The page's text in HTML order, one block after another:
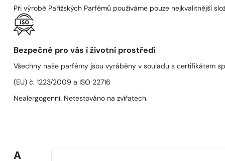
Při výrobě Pařížských Parfémů používáme pouze nejkvalitnější
Bezpečné pro vás i životní prostředí
Všechny naše parfémy jsou vyráběny v souladu s certifikátem
(EU) č. 1223/2009 a ISO 22716
Nealergogenní. Netestováno na zvířatech.
A